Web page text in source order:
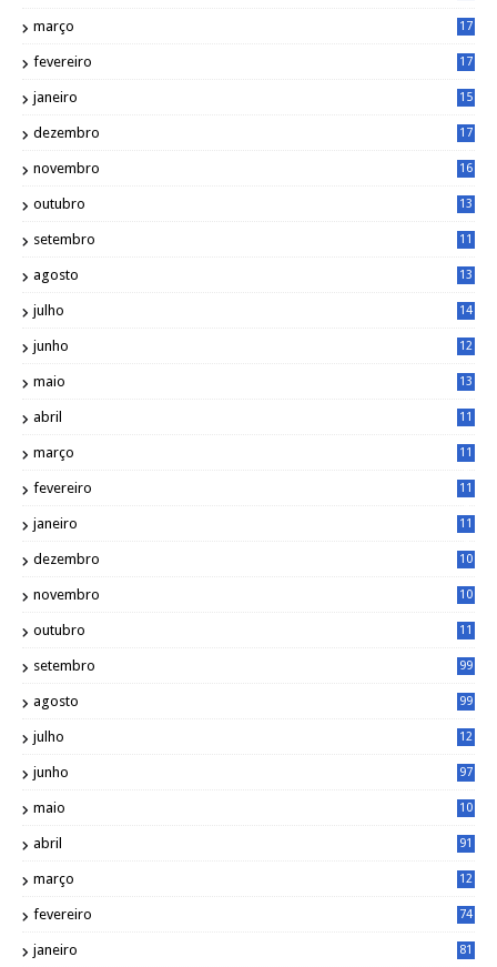
março
17
fevereiro
17
janeiro
15
dezembro
17
novembro
16
outubro
13
setembro
11
agosto
13
julho
14
junho
12
maio
13
abril
11
março
11
fevereiro
11
janeiro
11
dezembro
10
novembro
10
outubro
11
setembro 99
agosto 99
julho
12
junho 97
maio
10
abril 91
março
12
fevereiro 74
janeiro 81